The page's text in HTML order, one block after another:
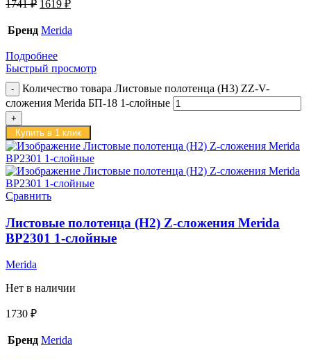
1741₽ 1619 ₽
Бренд Merida
Подробнее
Быстрый просмотр
Количество товара Листовые полотенца (H3) ZZ-V-
сложения Merida БП-18 1-слойные
Купить в 1 клик
Сравнить
Листовые полотенца (H2) Z-сложения Merida
BP2301 1-слойные
Merida
Нет в наличии
1730 ₽
Бренд Merida